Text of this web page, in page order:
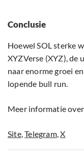
Conclusie
Hoewel SOL sterke
XYZVerse (XYZ), de
naar enorme groei
lopende bull run.
Meer informatie
Site,Telegram,X